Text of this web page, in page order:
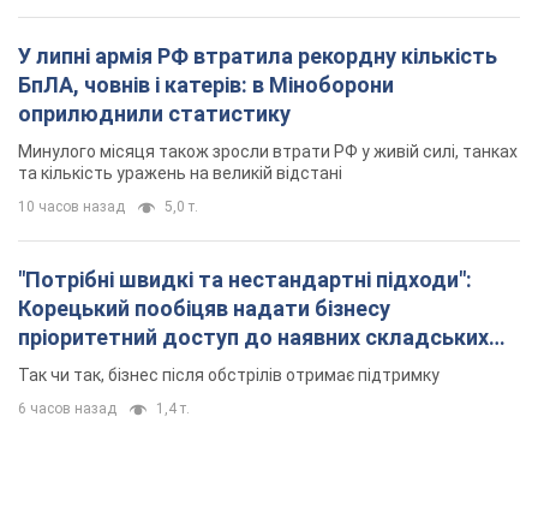
У липні армія РФ втратила рекордну кількість
БпЛА, човнів і катерів: в Міноборони
оприлюднили статистику
Минулого місяця також зросли втрати РФ у живій силі, танках
та кількість уражень на великій відстані
10 часов назад 5,0 т.
"Потрібні швидкі та нестандартні підходи":
Корецький пообіцяв надати бізнесу
пріоритетний доступ до наявних складських
приміщень
Так чи так, бізнес після обстрілів отримає підтримку
6 часов назад 1,4 т.